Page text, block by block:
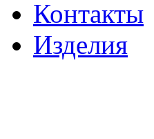
Контакты
Изделия